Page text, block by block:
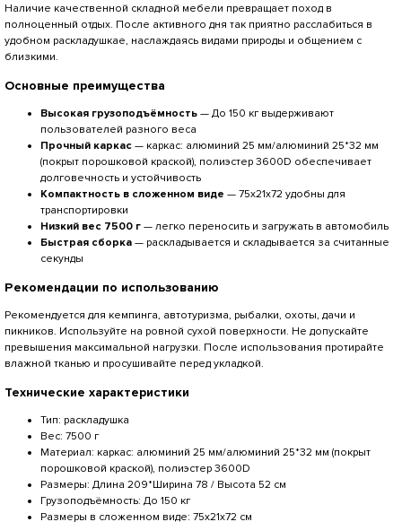
Наличие качественной складной мебели превращает поход в
полноценный отдых. После активного дня так приятно расслабиться в
удобном раскладушкае, наслаждаясь видами природы и общением с
близкими.
Основные преимущества
Высокая грузоподъёмность — До 150 кг выдерживают
пользователей разного веса
Прочный каркас — каркас: алюминий 25 мм/алюминий 25*32 мм
(покрыт порошковой краской), полиэстер 3600D обеспечивает
долговечность и устойчивость
Компактность в сложенном виде — 75x21x72 удобны для
транспортировки
Низкий вес 7500 г — легко переносить и загружать в автомобиль
Быстрая сборка — раскладывается и складывается за считанные
секунды
Рекомендации по использованию
Рекомендуется для кемпинга, автотуризма, рыбалки, охоты, дачи и
пикников. Используйте на ровной сухой поверхности. Не допускайте
превышения максимальной нагрузки. После использования протирайте
влажной тканью и просушивайте перед укладкой.
Технические характеристики
Тип: раскладушка
Вес: 7500 г
Материал: каркас: алюминий 25 мм/алюминий 25*32 мм (покрыт
порошковой краской), полиэстер 3600D
Размеры: Длина 209*Ширина 78 / Высота 52 см
Грузоподъёмность: До 150 кг
Размеры в сложенном виде: 75x21x72 см